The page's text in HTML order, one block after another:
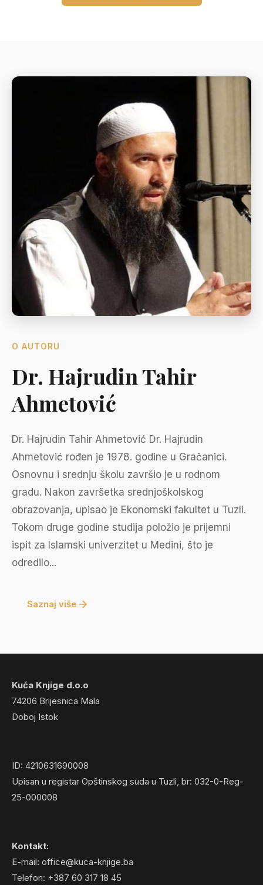
O AUTORU
Dr. Hajrudin Tahir
Ahmetović
Dr. Hajrudin Tahir Ahmetović Dr. Hajrudin
Ahmetović rođen je 1978. godine u Gračanici.
Osnovnu i srednju školu završio je u rodnom
gradu. Nakon završetka srednjoškolskog
obrazovanja, upisao je Ekonomski fakultet u Tuzli.
Tokom druge godine studija položio je prijemni
ispit za Islamski univerzitet u Medini, što je
odredilo...
Saznaj više
Kuća Knjige d.o.o
74206 Brijesnica Mala
Doboj Istok
ID: 4210631690008
Upisan u registar Opštinskog suda u Tuzli, br: 032-0-Reg-
25-000008
Kontakt:
E-mail: office@kuca-knjige.ba
Telefon: +387 60 317 18 45